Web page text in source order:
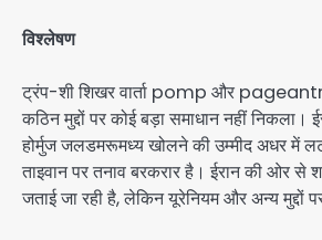
विश्लेषण
ट्रंप-शी शिखर वार्ता pomp और
कठिन मुद्दों पर कोई बड़ा समाधान नहीं निकला।
होर्मुज जलडमरूमध्य खोलने की उम्मीद अधर में
ताइवान पर तनाव बरकरार है। ईरान की ओर से
जताई जा रही है, लेकिन यूरेनियम और अन्य मुद्दों